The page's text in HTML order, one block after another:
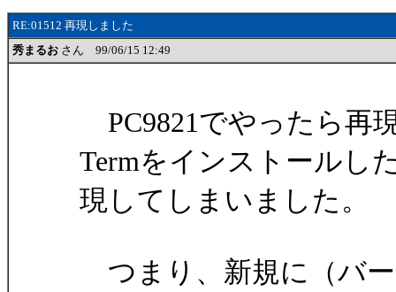
RE:01512 再現しました
秀まるお さん 99/06/15 12:49
PC9821でやったら再
Termをインストールし
現してしまいました。
つまり、新規に（バ